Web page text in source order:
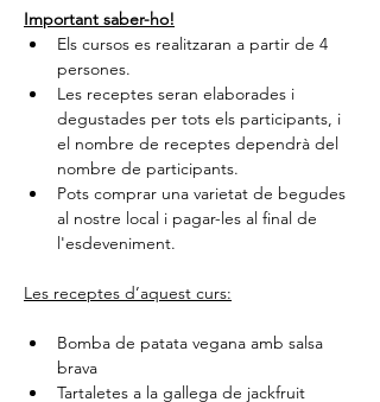
Important saber-ho!
Els cursos es realitzaran a partir de 4
persones.
Les receptes seran elaborades i
degustades per tots els participants, i
el nombre de receptes dependrà del
nombre de participants.
Pots comprar una varietat de begudes
al nostre local i pagar-les al final de
l'esdeveniment.
Les receptes d’aquest curs:
Bomba de patata vegana amb salsa
brava
Tartaletes a la gallega de jackfruit